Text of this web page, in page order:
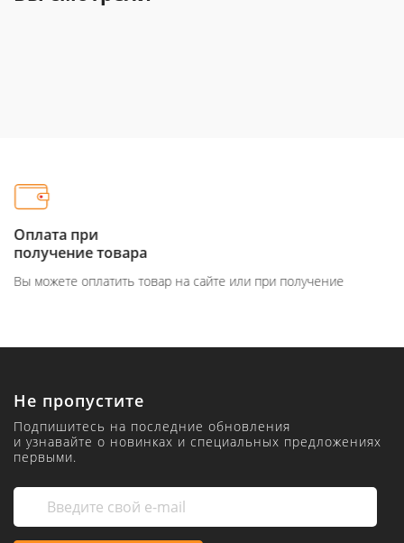
Оплата при
получение товара
Вы можете оплатить товар на сайте или при получение
Не пропустите
Подпишитесь на последние обновления
и узнавайте о новинках и специальных предложениях
первыми.